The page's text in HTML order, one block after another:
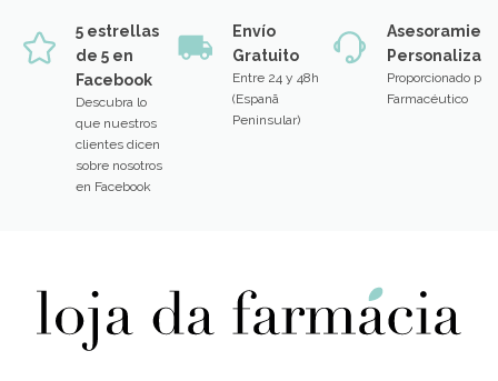
5 estrellas
de 5 en
Facebook
Descubra lo
que nuestros
clientes dicen
sobre nosotros
en Facebook
Envío
Gratuito
Entre 24 y 48h
(Espanã
Peninsular)
Proporcionado por
Farmacéutico